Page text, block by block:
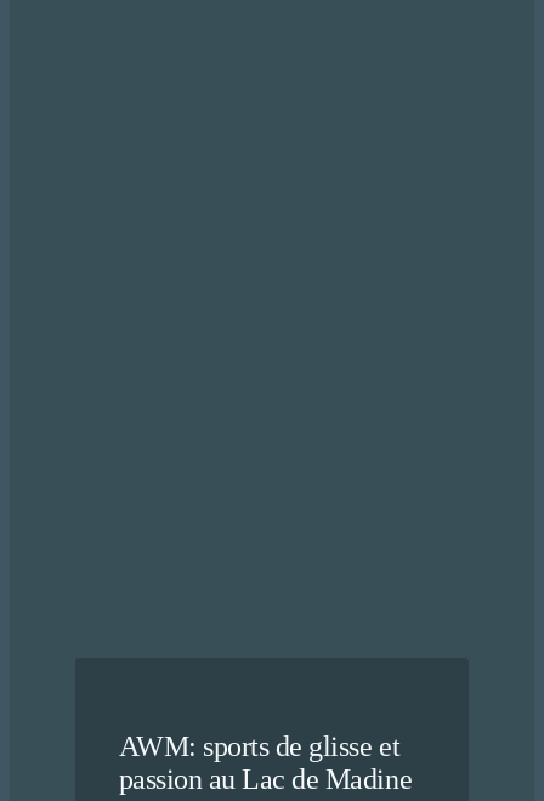
AWM: sports de glisse et
passion au Lac de Madine